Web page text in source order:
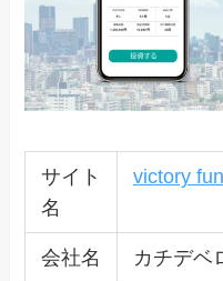
サイト
名
victory
会社名 カチデベ